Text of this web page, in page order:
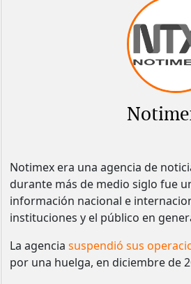
Notimex era una agencia de
durante más de medio siglo fue
información nacional e
instituciones y el público en
La agencia suspendió sus
por una huelga, en diciembre de